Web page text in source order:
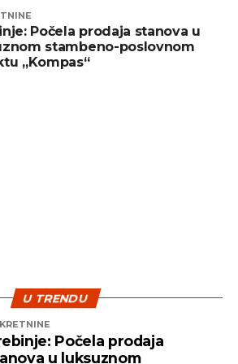
djelovati zabrinjavajuće,
procesa. Ulaganje
dugoročan cilj, a ne kao
Ključ uspjeha leži u
Počela prodaja stanova u
stambeno-poslovnom
„Kompas“
U TRENDU
Počela prodaja
u luksuznom